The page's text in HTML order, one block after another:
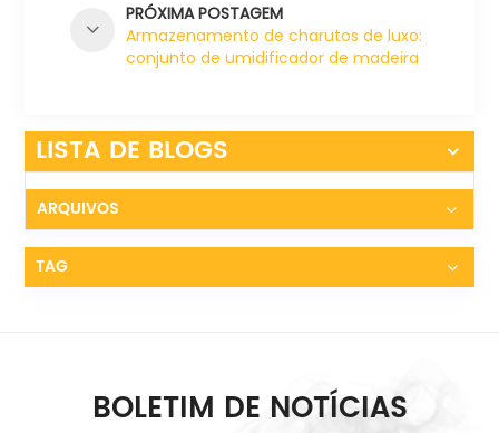
PRÓXIMA POSTAGEM
Armazenamento de charutos de luxo:
conjunto de umidificador de madeira
LISTA DE BLOGS
ARQUIVOS
TAG
BOLETIM DE NOTÍCIAS